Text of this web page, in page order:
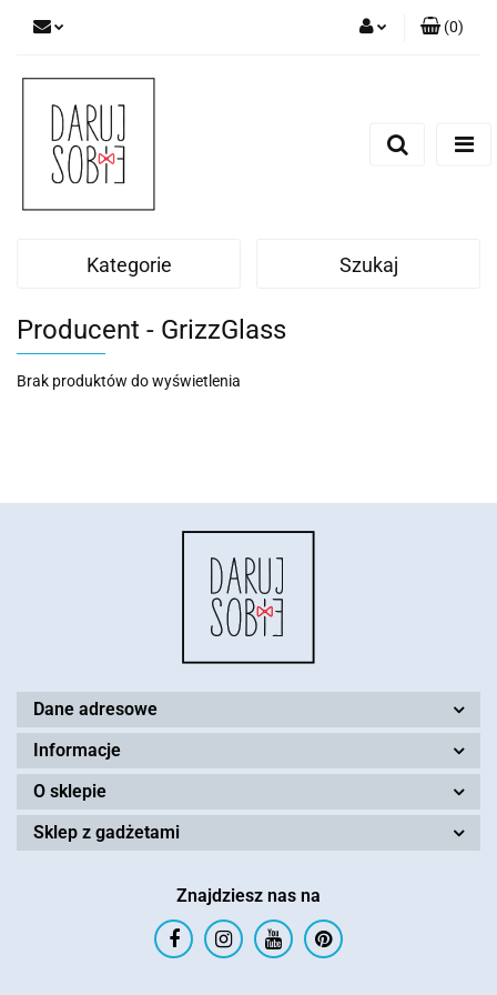
(0)
Kategorie Szukaj
Producent - GrizzGlass
Brak produktów do wyświetlenia
Dane adresowe
Informacje
O sklepie
Sklep z gadżetami
Znajdziesz nas na